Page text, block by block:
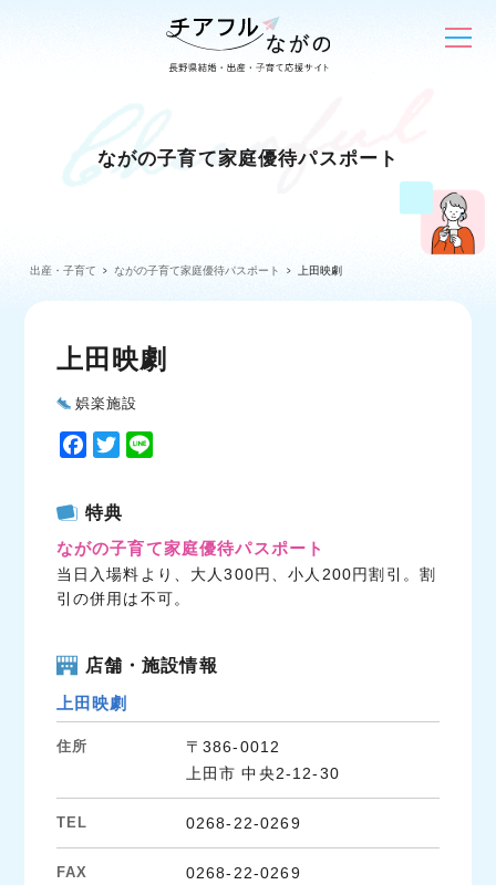
ながの子育て家庭優待パスポート
出産・子育て ながの子育て家庭優待パスポート 上田映劇
上田映劇
娯楽施設
F
e
b
o
o
T
t
t
e
r
特典
ながの子育て家庭優待パスポート
当日入場料より、大人300円、小人200円割引。割
引の併用は不可。
店舗・施設情報
上田映劇
住所
〒386-0012
上田市 中央2-12-30
TEL 0268-22-0269
FAX 0268-22-0269